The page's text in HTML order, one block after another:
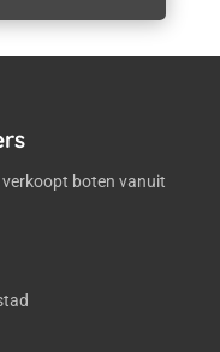
boten vanuit